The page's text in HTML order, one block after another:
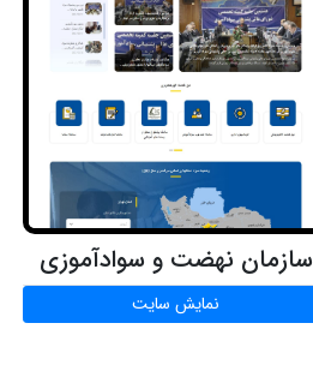
سازمان نهضت و سوادآموزی
نمایش سایت